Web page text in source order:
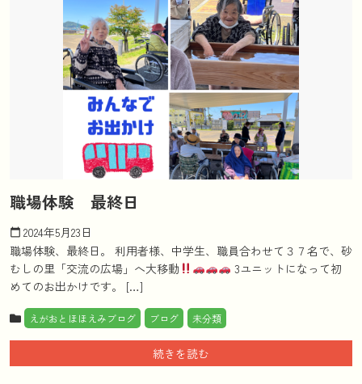
職場体験 最終日
calendar_today 2024年5月23日
職場体験、最終日。 利用者様、中学生、職員合わせて３７名で、砂
むしの里「交流の広場」へ大移動
3ユニットになって初
めてのお出かけです。 […]
えがおとほほえみブログ ブログ 未分類
続きを読む